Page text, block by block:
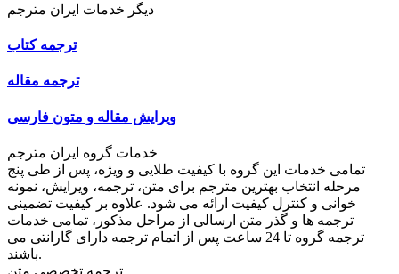
دیگر خدمات ایران مترجم
ترجمه کتاب
ترجمه مقاله
ویرایش مقاله و متون فارسی
خدمات گروه ایران مترجم
تمامی خدمات این گروه با کیفیت طلایی و ویژه، پس از طی پنج
مرحله انتخاب بهترین مترجم برای متن، ترجمه، ویرایش، نمونه
خوانی و کنترل کیفیت ارائه می شود. علاوه بر کیفیت تضمینی
ترجمه ها و گذر متن ارسالی از مراحل مذکور، تمامی خدمات
ترجمه گروه تا 24 ساعت پس از اتمام ترجمه دارای گارانتی می
باشند.
ترجمه تخصصی متن